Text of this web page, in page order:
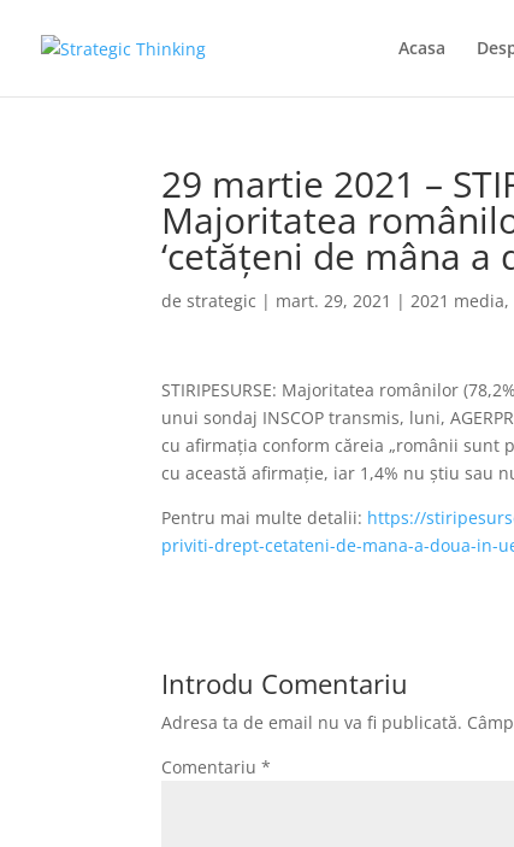
Acasa
29 martie 2021 –
Majoritatea
‘cetăţeni de mâna a
destrategic | mart. 29, 2021 |2021 media,
STIRIPESURSE: Majoritatea românilor
unui sondaj INSCOP transmis, luni,
cu afirmaţia conform căreia „românii sunt
cu această afirmaţie, iar 1,4% nu ştiu sau
Pentru mai multe detalii: https://
priviti-drept-cetateni-de-mana-a-doua-in-
Introdu Comentariu
Adresa ta de email nu va fi publicată.
Comentariu*